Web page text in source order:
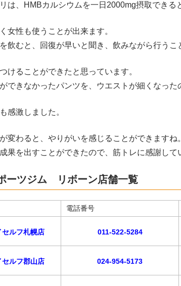
は、HMBカルシウムを一日2000mg摂取できる
女性も使うことが出来ます。
飲むと、回復が早いと聞き、飲みながら行うこ
けることができたと思っています。
できなかったパンツを、ウエストが細くなった
感激しました。
変わると、やりがいを感じることができますね。
果を出すことができたので、筋トレに感謝して
ーツジム リボーン店舗一覧
電話番号
セルフ札幌店 011-522-5284
セルフ郡山店 024-954-5173